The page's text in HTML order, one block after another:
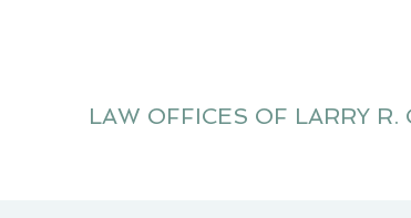
LAW OFFICES OF LARRY R.